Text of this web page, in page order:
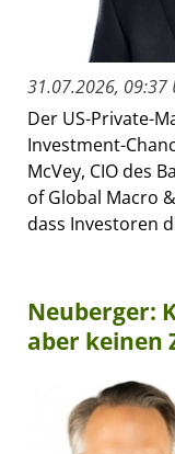
31.07.2026, 09:37
Der US-Private-
Investment-
McVey, CIO des
of Global Macro
dass Investoren
Neuberger:
aber keinen